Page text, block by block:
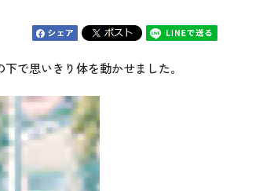
で思いきり体を動かせました。